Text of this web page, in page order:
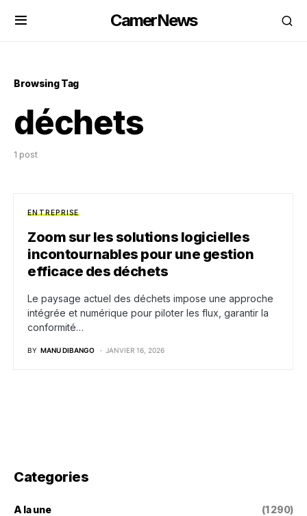
CamerNews
Browsing Tag
déchets
1 post
ENTREPRISE
Zoom sur les solutions logicielles
incontournables pour une gestion
efficace des déchets
Le paysage actuel des déchets impose une approche
intégrée et numérique pour piloter les flux, garantir la
conformité…
BY MANU DIBANGO JANVIER 16, 2026
Categories
A la une (1 290)